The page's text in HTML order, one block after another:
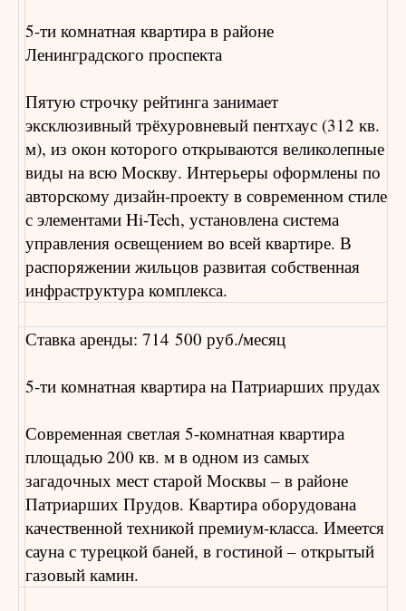
5-ти комнатная квартира в районе
Ленинградского проспекта
Пятую строчку рейтинга занимает
эксклюзивный трёхуровневый пентхаус (312 кв.
м), из окон которого открываются великолепные
виды на всю Москву. Интерьеры оформлены по
авторскому дизайн-проекту в современном стиле
с элементами Hi-Tech, установлена система
управления освещением во всей квартире. В
распоряжении жильцов развитая собственная
инфраструктура комплекса.
Ставка аренды: 714 500 руб./месяц
5-ти комнатная квартира на Патриарших прудах
Современная светлая 5-комнатная квартира
площадью 200 кв. м в одном из самых
загадочных мест старой Москвы – в районе
Патриарших Прудов. Квартира оборудована
качественной техникой премиум-класса. Имеется
сауна с турецкой баней, в гостиной – открытый
газовый камин.